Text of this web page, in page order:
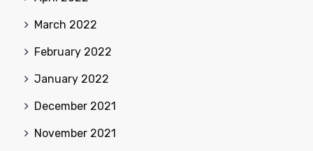
March 2022
February 2022
January 2022
December 2021
November 2021